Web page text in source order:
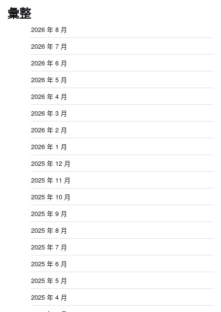
彙整
2026 年 8 月
2026 年 7 月
2026 年 6 月
2026 年 5 月
2026 年 4 月
2026 年 3 月
2026 年 2 月
2026 年 1 月
2025 年 12 月
2025 年 11 月
2025 年 10 月
2025 年 9 月
2025 年 8 月
2025 年 7 月
2025 年 6 月
2025 年 5 月
2025 年 4 月